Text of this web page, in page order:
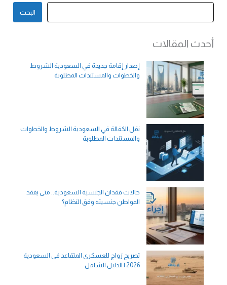
البحث
أحدث المقالات
إصدار إقامة جديدة في السعودية الشروط
والخطوات والمستندات المطلوبة
نقل الكفالة في السعودية الشروط والخطوات
والمستندات المطلوبة
حالات فقدان الجنسية السعودية.. متى يفقد
المواطن جنسيته وفق النظام؟
تصريح زواج للعسكري المتقاعد في السعودية
2026 | الدليل الشامل